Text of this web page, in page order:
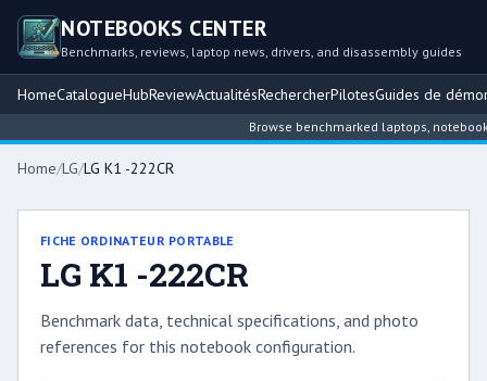
NOTEBOOKS CENTER
Benchmarks, reviews, laptop news, drivers, and disassembly guides
HomeCatalogueHubReviewActualitésRechercherPilotesGuides de
Browse benchmarked laptops,
Home/LG/LG K1 -222CR
FICHE ORDINATEUR PORTABLE
LG K1 -222CR
Benchmark data, technical specifications, and photo
references for this notebook configuration.